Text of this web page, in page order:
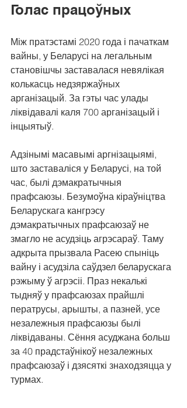
Голас працоўных
Між пратэстамі 2020 года і пачаткам
вайны, у Беларусі на легальным
становішчы заставалася невялікая
колькасць недзяржаўных
арганізацый. За гэты час улады
ліквідавалі каля 700 арганізацый і
інцыятыў.
Адзінымі масавымі аргнізацыямі,
што заставаліся у Беларусі, на той
час, былі дэмакратычныя
прафсаюзы. Безумоўна кіраўніцтва
Беларускага кангрэсу
дэмакратычных прафсаюзаў не
змагло не асудзіць агрэсараў. Таму
адкрыта прызвала Расею спыніць
вайну і асудзіла саўдзел беларускага
рэжыму ў агрэсіі. Праз некалькі
тыдняў у прафсаюзах прайшлі
ператрусы, арышты, а пазней, усе
незалежныя прафсаюзы былі
ліквідаваны. Сёння асуджана больш
за 40 прадстаўнікоў незалежных
прафсаюзаў і дзясяткі знаходзяцца у
турмах.